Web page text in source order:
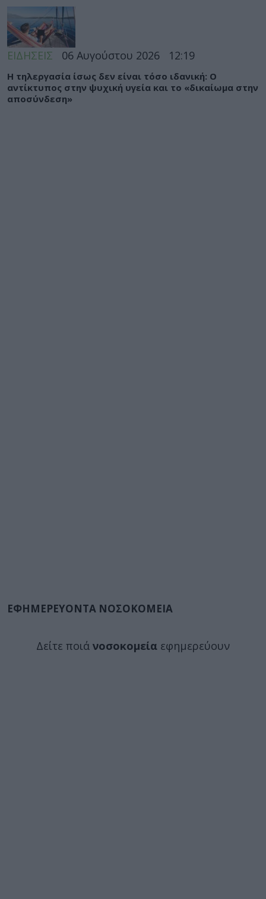
ΕΙΔΗΣΕΙΣ 06 Αυγούστου 2026 12:19
Η τηλεργασία ίσως δεν είναι τόσο ιδανική: Ο
αντίκτυπος στην ψυχική υγεία και το «δικαίωμα στην
αποσύνδεση»
ΕΦΗΜΕΡΕΥΟΝΤΑ ΝΟΣΟΚΟΜΕΙΑ
Δείτε ποιά νοσοκομεία εφημερεύουν